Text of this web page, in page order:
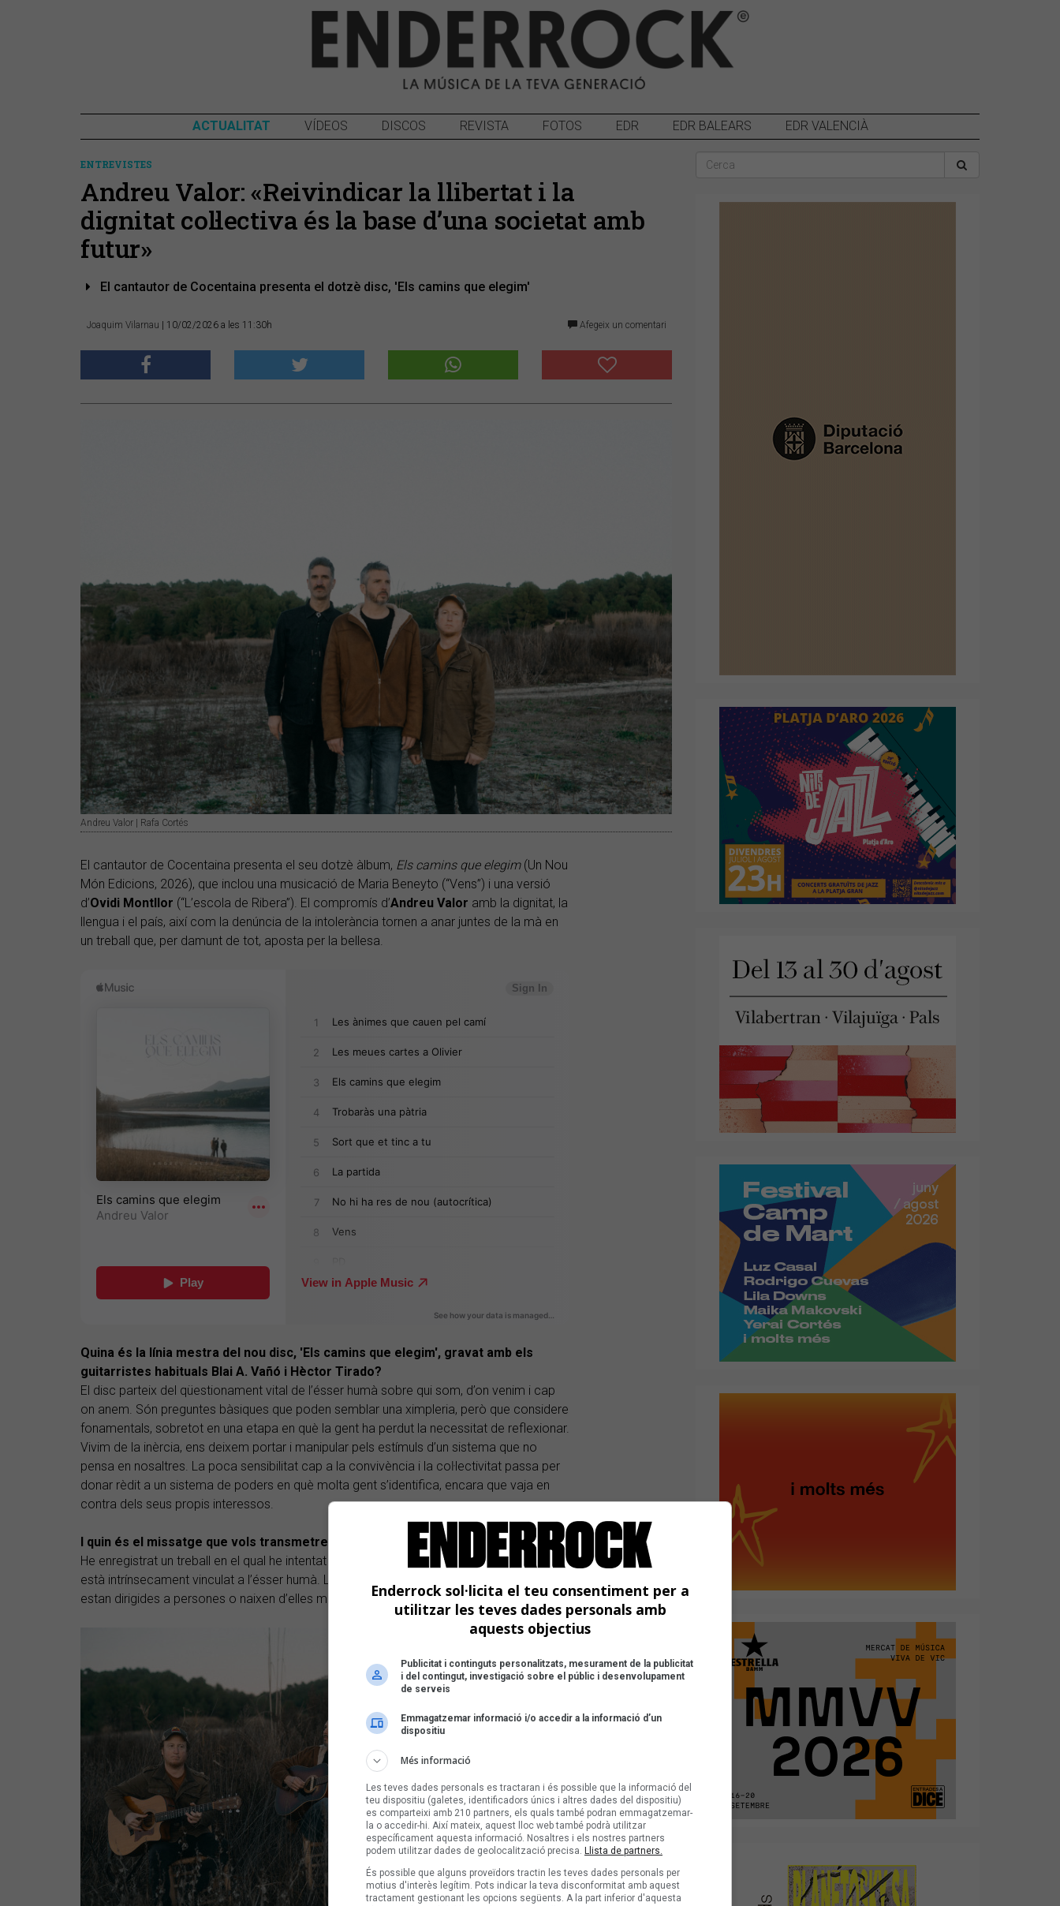
ACTUALITAT VÍDEOS DISCOS REVISTA FOTOS EDR EDR BALEARS EDR VALENCIÀ
ENTREVISTES
Andreu Valor: «Reivindicar la llibertat i la
dignitat col·lectiva és la base d’una societat amb
futur»
El cantautor de Cocentaina presenta el dotzè disc, 'Els camins que elegim'
Joaquim Vilarnau | 10/02/2026 a les 11:30h Afegeix un comentari
Andreu Valor | Rafa Cortés
El cantautor de Cocentaina presenta el seu dotzè àlbum, Els camins que elegim(Un Nou
Món Edicions, 2026), que inclou una musicació de Maria Beneyto (“Vens”) i una versió
d’Ovidi Montllor (“L’escola de Ribera”). El compromís d’Andreu Valor amb la dignitat, la
llengua i el país, així com la denúncia de la intolerància tornen a anar juntes de la mà en
un treball que, per damunt de tot, aposta per la bellesa.
Quina és la línia mestra del nou disc, 'Els camins que elegim', gravat amb els
guitarristes habituals Blai A. Vañó i Hèctor Tirado?
El disc parteix del qüestionament vital de l’ésser humà sobre qui som, d’on venim i cap
on anem. Són preguntes bàsiques que poden semblar una ximpleria, però que considere
fonamentals, sobretot en una etapa en què la gent ha perdut la necessitat de reflexionar.
Vivim de la inèrcia, ens deixem portar i manipular pels estímuls d’un sistema que no
pensa en nosaltres. La poca sensibilitat cap a la convivència i la coŀlectivitat passa per
donar rèdit a un sistema de poders en què molta gent s’identifica, encara que vaja en
contra dels seus propis interessos.
I quin és el missatge que vols transmetre?
He enregistrat un treball en el qual he intentat retrobar-me amb mi mateix i que, a més,
està intrínsecament vinculat a l’ésser humà. La majoria de les cançons que he escrit
estan dirigides a persones o naixen d’elles mateixes.
Enderrock sol·licita el teu consentiment per a
utilitzar les teves dades personals amb
aquests objectius
Publicitat i continguts personalitzats, mesurament de la publicitat
i del contingut, investigació sobre el públic i desenvolupament
de serveis
Emmagatzemar informació i/o accedir a la informació d’un
dispositiu
Més informació
Les teves dades personals es tractaran i és possible que la informació del
teu dispositiu (galetes, identificadors únics i altres dades del dispositiu)
es comparteixi amb 210 partners, els quals també podran emmagatzemar-
la o accedir-hi. Així mateix, aquest lloc web també podrà utilitzar
específicament aquesta informació. Nosaltres i els nostres partners
podem utilitzar dades de geolocalització precisa. Llista de partners.
És possible que alguns proveïdors tractin les teves dades personals per
motius d'interès legítim. Pots indicar la teva disconformitat amb aquest
tractament gestionant les opcions següents. A la part inferior d'aquesta